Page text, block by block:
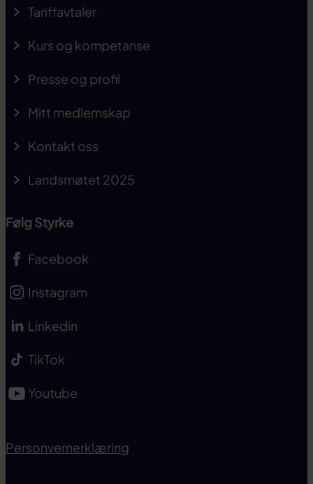
Tariffavtaler
Kurs og kompetanse
Presse og profil
Mitt medlemskap
Kontakt oss
Landsmøtet 2025
Følg Styrke
Facebook
Instagram
Linkedin
TikTok
Youtube
Personvernerklæring